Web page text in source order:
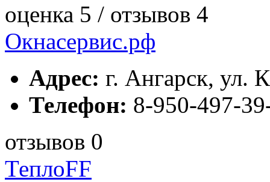
оценка 5 / отзывов 4
Окнасервис.рф
Адрес: г. Ангарск, ул.
Телефон: 8-950-497-
отзывов 0
ТеплоFF